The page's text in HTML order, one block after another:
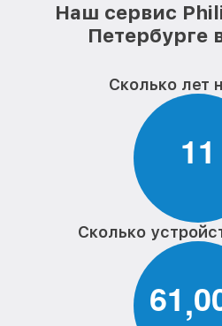
Наш сервис
Петербурге
Сколько лет
11
Сколько
61,0